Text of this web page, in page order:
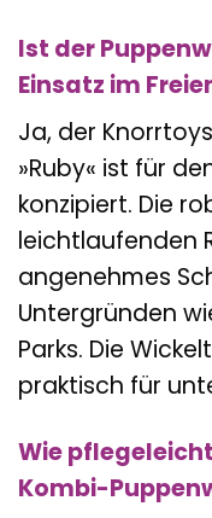
Ist der
Einsatz im
Ja, der
»Ruby« ist für
konzipiert. Die
leichtlaufenden
angenehmes
Untergründen
Parks. Die
praktisch für
Wie
Kombi-